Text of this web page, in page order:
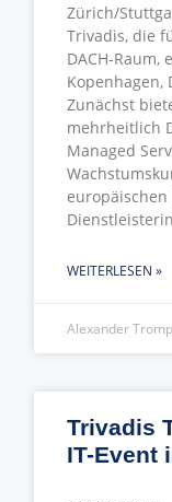
Zürich/
Trivadis, die
DACH-Raum,
Kopenhagen,
Zunächst
mehrheitlich
Managed
europäischen
WEITERLESEN »
Alexander
Trivadis
IT-Event